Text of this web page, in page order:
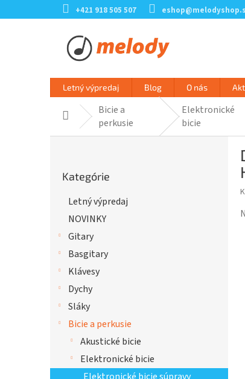
na
+421 918 505 507
Letný výpredaj Blog O nás
Domov
Bicie a
perkusie
Elektronické
bicie
kategórie
Kategórie
Letný výpredaj
NOVINKY
Gitary
Basgitary
Klávesy
Dychy
Sláky
Bicie a perkusie
Akustické bicie
Elektronické bicie